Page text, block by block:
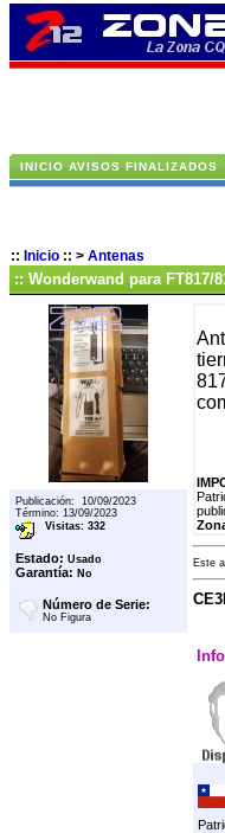
INICIO AVISOS FINALIZADOS
:: Inicio :: > Antenas
:: Wonderwand para FT817/
Publicación: 10/09/2023
Término: 13/09/2023
Visitas: 332
Estado: Usado
Garantía: No
Número de Serie:
No Figura
Este